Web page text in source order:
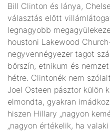
Bill Clinton és lánya,
választás előtt
legnagyobb
houstoni Lakewood
negyvennégyezer tagot
bőrszín, etnikum és
hétre. Clintonék nem
Joel Osteen pásztor külön
elmondta, gyakran
hiszen Hillary „nagyon
„nagyon értékelik, ha